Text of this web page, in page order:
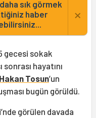
sık görmek
haber
×
gecesi sokak
hayatını
Hakan Tosun’un
bugün görüldü.
görülen davada